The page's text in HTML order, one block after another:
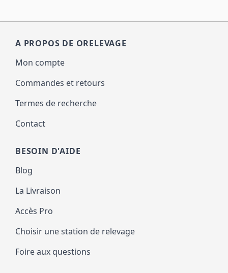
A PROPOS DE ORELEVAGE
Mon compte
Commandes et retours
Termes de recherche
Contact
BESOIN D'AIDE
Blog
La Livraison
Accès Pro
Choisir une station de relevage
Foire aux questions